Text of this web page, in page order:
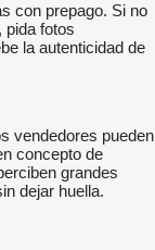
con prepago. Si no
pida fotos
la autenticidad de
vendedores pueden
concepto de
grandes
dejar huella.